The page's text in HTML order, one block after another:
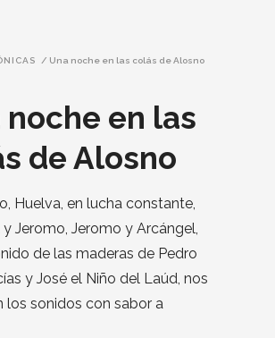
/ Una noche en las colás de Alosno
noche en las
de Alosno
Huelva, en lucha constante,
Jeromo, Jeromo y Arcángel,
de las maderas de Pedro
y José el Niño del Laúd, nos
los sonidos con sabor a